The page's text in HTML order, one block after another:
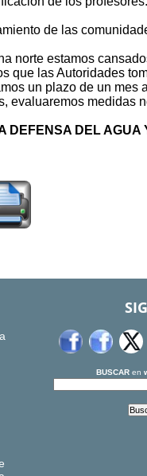
de las
norte estamos
que las Autoridades
un plazo de un mes
evaluaremos medidas
DEFENSA DEL AGUA
BUSCARen